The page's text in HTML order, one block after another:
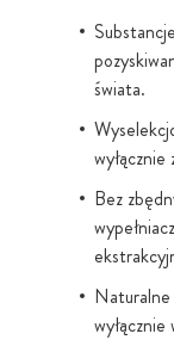
świata.
Bez
Naturalne